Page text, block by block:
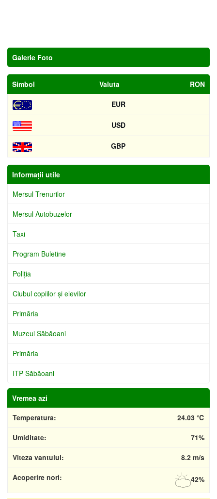
Galerie Foto
Simbol Valuta RON
EUR
USD
GBP
Informaţii utile
Mersul Trenurilor
Mersul Autobuzelor
Taxi
Program Buletine
Poliţia
Clubul copiilor şi elevilor
Primăria
Muzeul Săbăoani
Primăria
ITP Săbăoani
Vremea azi
Temperatura:
24.03 ℃
Umiditate: 71%
Viteza vantului: 8.2 m/s
Acoperire nori: 42%